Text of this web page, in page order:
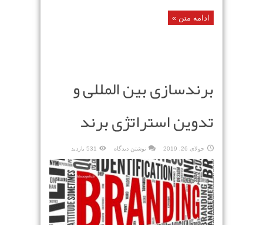
ادامه متن »
برندسازی بین المللی و
تدوین استراتژی برند
جولای 26, 2019 نوشتن دیدگاه 531 بازدید